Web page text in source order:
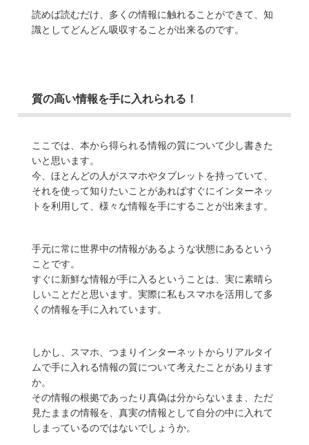
読めば読むだけ、多くの情報に触れることができて、知
識としてどんどん吸収することが出来るのです。
質の高い情報を手に入れられる！
ここでは、 本から得られる情報の質について少し書きた
いと思います。
今、ほとんどの人がスマホやタブレットを持っていて、
それを使って知りたいことがあればすぐにインターネッ
トを利用して、様々な情報を手にすることが出来ます。
手元に常に世界中の情報があるような状態にあるという
ことです。
すぐに新鮮な情報が手に入るということは、実に素晴ら
しいことだと思います。実際に私もスマホを活用して多
くの情報を手に入れています。
しかし、スマホ、つまりインターネットからリアルタイ
ムで手に入れる情報の質について考えたことがあります
か。
その情報の根拠であったり真偽は分からないまま、ただ
見たままの情報を、真実の情報として自分の中に入れて
しまっているのではないでしょうか。